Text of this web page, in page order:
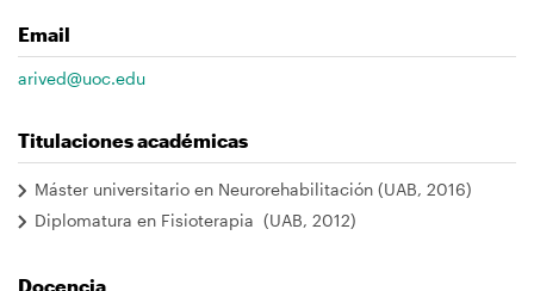
Email
arived@uoc.edu
Titulaciones académicas
Máster universitario en Neurorehabilitación (UAB, 2016)
Diplomatura en Fisioterapia (UAB, 2012)
Docencia